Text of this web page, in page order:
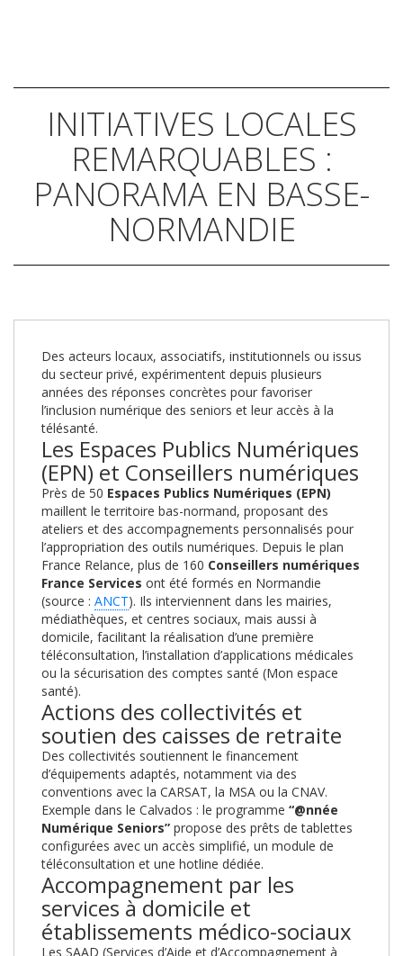
INITIATIVES LOCALES
REMARQUABLES :
PANORAMA EN BASSE-
NORMANDIE
Des acteurs locaux, associatifs, institutionnels ou issus
du secteur privé, expérimentent depuis plusieurs
années des réponses concrètes pour favoriser
l’inclusion numérique des seniors et leur accès à la
télésanté.
Les Espaces Publics Numériques
(EPN) et Conseillers numériques
Près de 50 Espaces Publics Numériques (EPN)
maillent le territoire bas-normand, proposant des
ateliers et des accompagnements personnalisés pour
l’appropriation des outils numériques. Depuis le plan
France Relance, plus de 160 Conseillers numériques
France Services ont été formés en Normandie
(source : ANCT). Ils interviennent dans les mairies,
médiathèques, et centres sociaux, mais aussi à
domicile, facilitant la réalisation d’une première
téléconsultation, l’installation d’applications médicales
ou la sécurisation des comptes santé (Mon espace
santé).
Actions des collectivités et
soutien des caisses de retraite
Des collectivités soutiennent le financement
d’équipements adaptés, notamment via des
conventions avec la CARSAT, la MSA ou la CNAV.
Exemple dans le Calvados : le programme “@nnée
Numérique Seniors” propose des prêts de tablettes
configurées avec un accès simplifié, un module de
téléconsultation et une hotline dédiée.
Accompagnement par les
services à domicile et
établissements médico-sociaux
Les SAAD (Services d’Aide et d’Accompagnement à